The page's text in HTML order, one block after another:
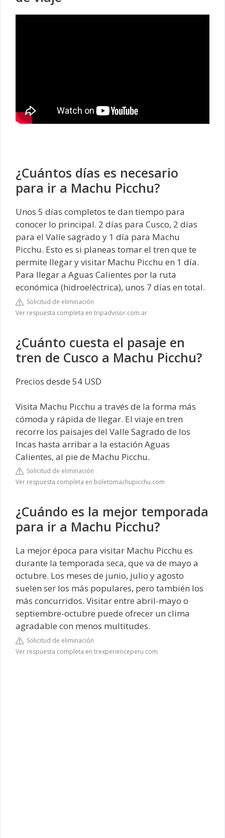
¿Cuántos días es necesario
para ir a Machu Picchu?
Unos 5 días completos te dan tiempo para
conocer lo principal. 2 días para Cusco, 2 días
para el Valle sagrado y 1 día para Machu
Picchu. Esto es si planeas tomar el tren que te
permite llegar y visitar Machu Picchu en 1 día.
Para llegar a Aguas Calientes por la ruta
económica (hidroeléctrica), unos 7 días en total.
Solicitud de eliminación
Ver respuesta completa en tripadvisor.com.ar
¿Cuánto cuesta el pasaje en
tren de Cusco a Machu Picchu?
Precios desde 54 USD
Visita Machu Picchu a través de la forma más
cómoda y rápida de llegar. El viaje en tren
recorre los paisajes del Valle Sagrado de los
Incas hasta arribar a la estación Aguas
Calientes, al pie de Machu Picchu.
Solicitud de eliminación
Ver respuesta completa en boletomachupicchu.com
¿Cuándo es la mejor temporada
para ir a Machu Picchu?
La mejor época para visitar Machu Picchu es
durante la temporada seca, que va de mayo a
octubre. Los meses de junio, julio y agosto
suelen ser los más populares, pero también los
más concurridos. Visitar entre abril-mayo o
septiembre-octubre puede ofrecer un clima
agradable con menos multitudes.
Solicitud de eliminación
Ver respuesta completa en trexperienceperu.com